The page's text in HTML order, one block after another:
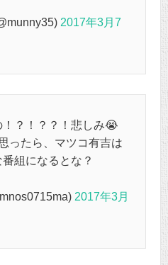
2017年3月7
？！？？！悲しみ😭
ったら、マツコ有吉は
組になるとな？
2017年3月